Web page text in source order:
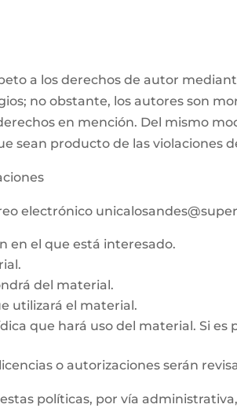
a los derechos de autor
no obstante, los autores son
en mención. Del mismo
sean producto de las
electrónico
en el que está interesado.
del material.
utilizará el material.
que hará uso del material. Si
o autorizaciones serán
políticas, por vía